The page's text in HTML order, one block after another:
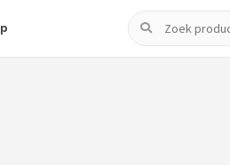
Zoeken